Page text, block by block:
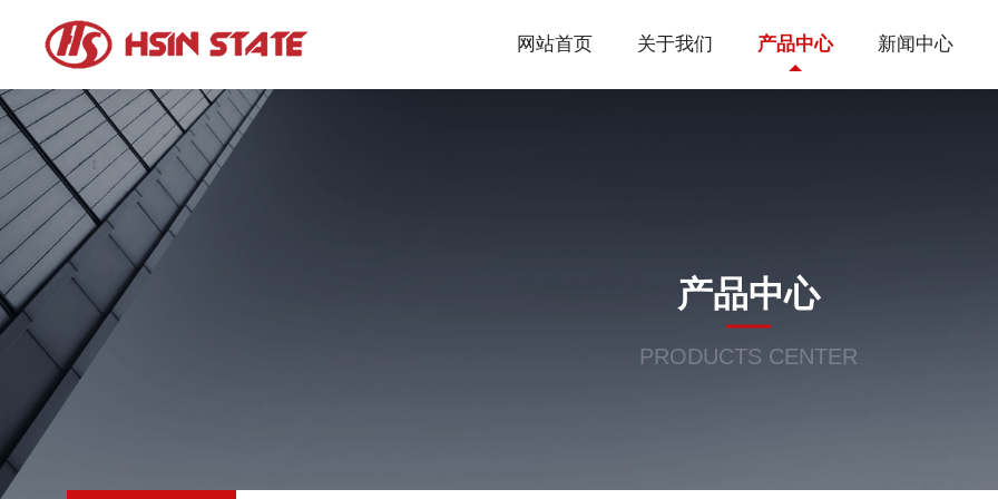
网站首页 关于我们 产品中心 新闻中心
产品中心
PRODUCTS CENTER